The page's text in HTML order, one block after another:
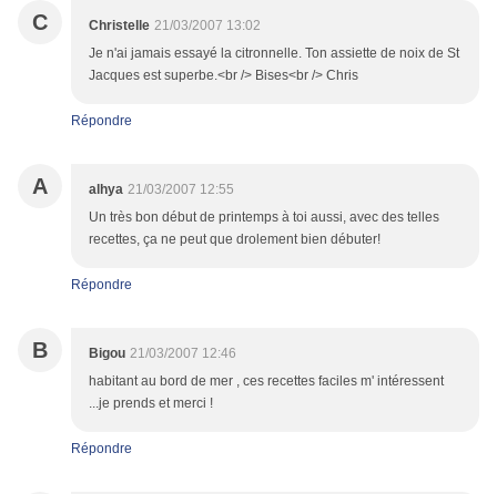
C Christelle 21/03/2007 13:02
Je n'ai jamais essayé la citronnelle. Ton assiette de noix de St
Jacques est superbe.<br /> Bises<br /> Chris
Répondre
A alhya 21/03/2007 12:55
Un très bon début de printemps à toi aussi, avec des telles
recettes, ça ne peut que drolement bien débuter!
Répondre
B Bigou 21/03/2007 12:46
habitant au bord de mer , ces recettes faciles m' intéressent
...je prends et merci !
Répondre